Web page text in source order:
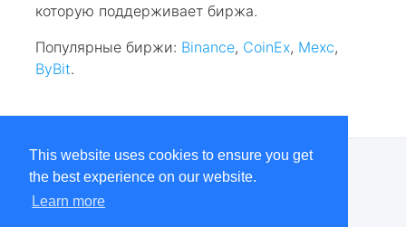
This website uses cookies to ensure you get
the best experience on our website.
Learn more
которую поддерживает биржа.
Популярные биржи: Binance, CoinEx, Mexc,
ByBit.
КОНТАКТЫ
Telegram